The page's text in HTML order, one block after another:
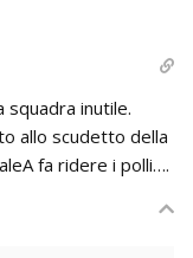
squadra inutile.
allo scudetto della
fa ridere i polli….